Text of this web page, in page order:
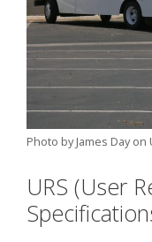
Photo by James Day on
URS (User